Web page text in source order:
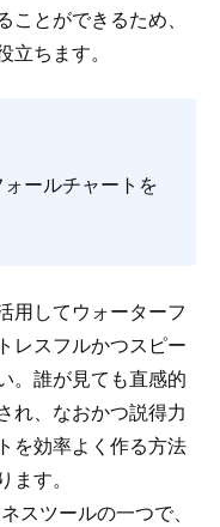
とができるため、
ちます。
ールチャートを
用してウォーターフ
レスフルかつスピー
。誰が見ても直感的
れ、なおかつ説得力
を効率よく作る方法
す。
スツールの一つで、